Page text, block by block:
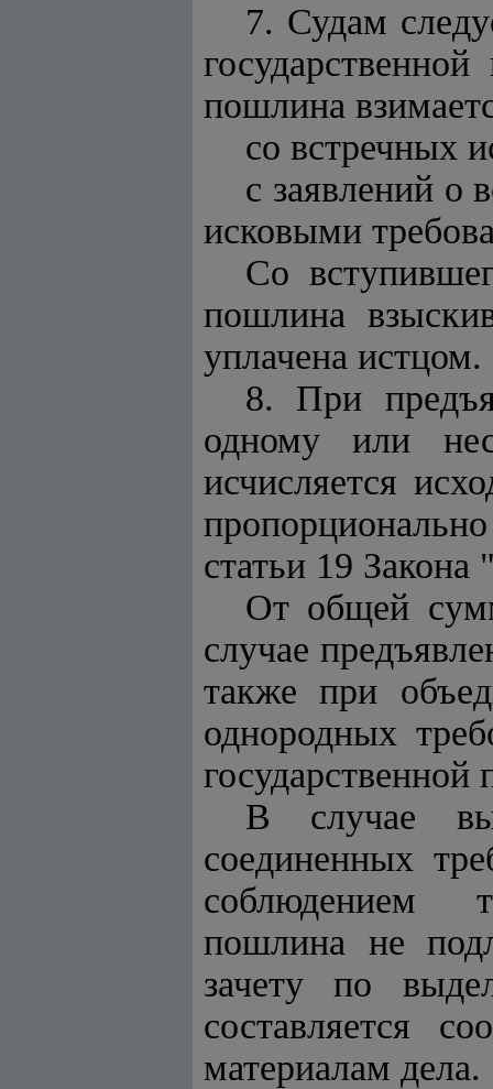
7. Судам
пошлина
со встречных
с заявлений о
исковыми
Со
пошлина
уплачена истцом.
8. При
одному или
исчисляется
статьи 19
От общей
случае
также при
однородных
В случае
соединенных
соблюдением
пошлина не
зачету по
составляется
материалам дела.